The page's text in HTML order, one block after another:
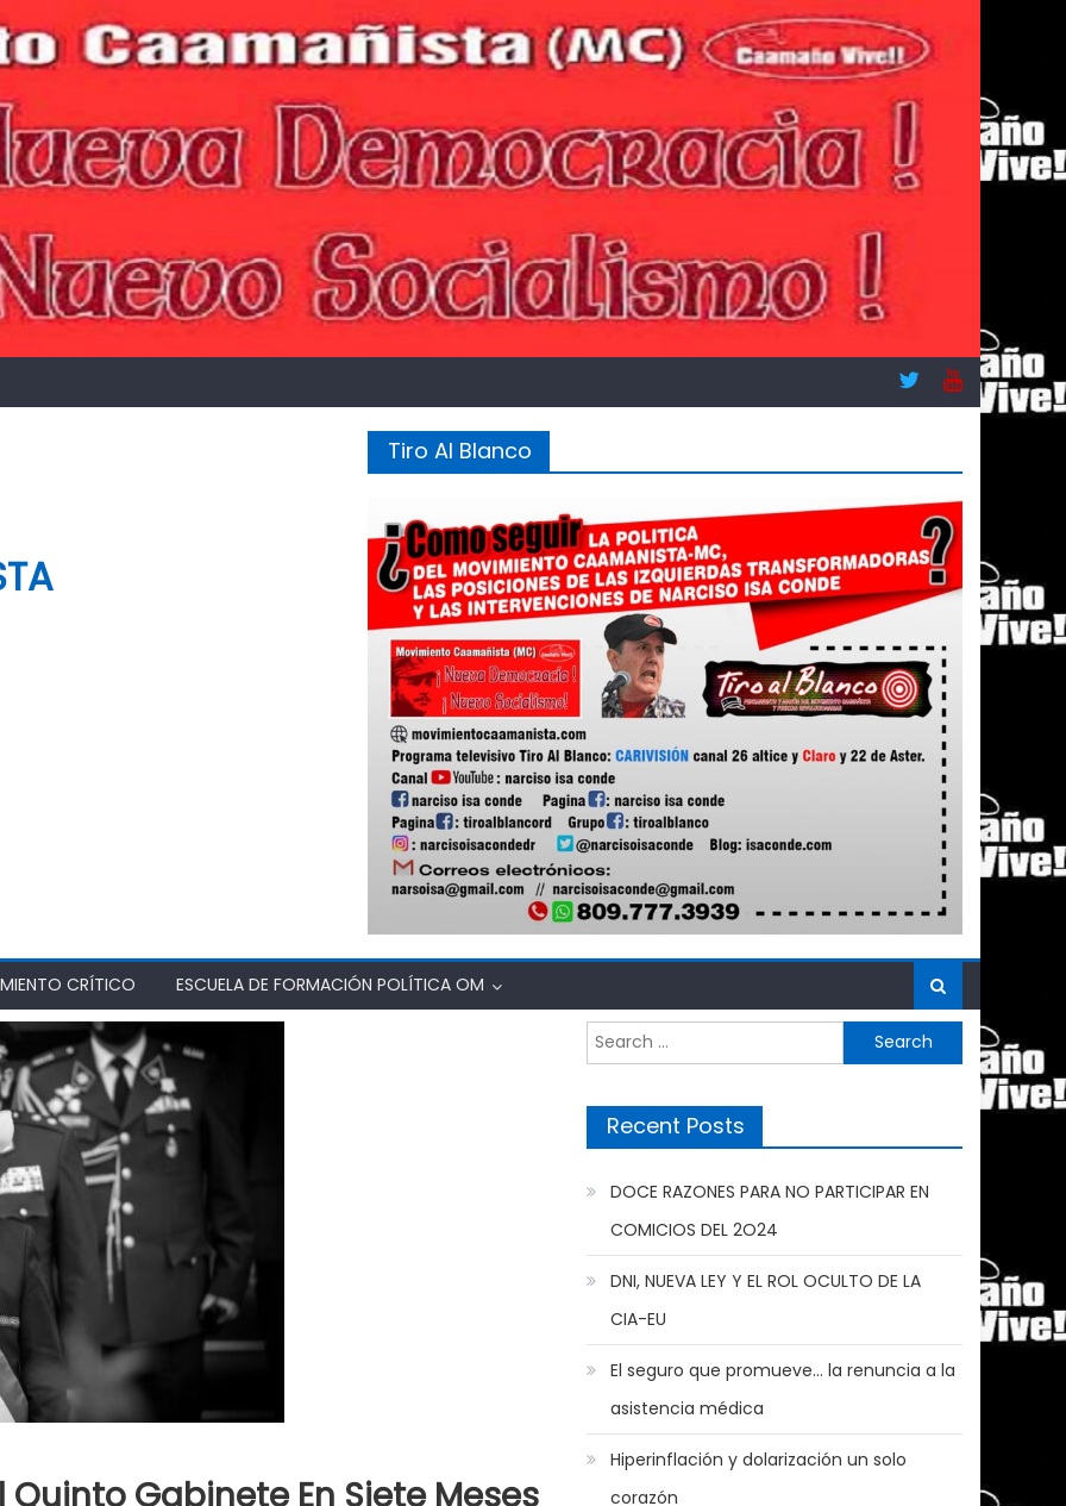
Tiro Al Blanco
CRÍTICO ESCUELA DE FORMACIÓN POLÍTICA OM
Quinto Gabinete En Siete Meses
Search
for:
Recent Posts
DOCE RAZONES PARA NO PARTICIPAR EN
COMICIOS DEL 2O24
DNI, NUEVA LEY Y EL ROL OCULTO DE LA
CIA-EU
El seguro que promueve… la renuncia a la
asistencia médica
Hiperinflación y dolarización un solo
corazón